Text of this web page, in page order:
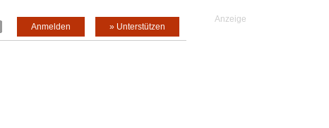
» Unterstützen
Anmelden